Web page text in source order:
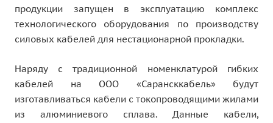
продукции запущен в эксплуатацию комплекс
технологического оборудования по производству
силовых кабелей для нестационарной прокладки.
Наряду с традиционной номенклатурой гибких
кабелей на ООО «Сарансккабель» будут
изготавливаться кабели с токопроводящими жилами
из алюминиевого сплава. Данные кабели,